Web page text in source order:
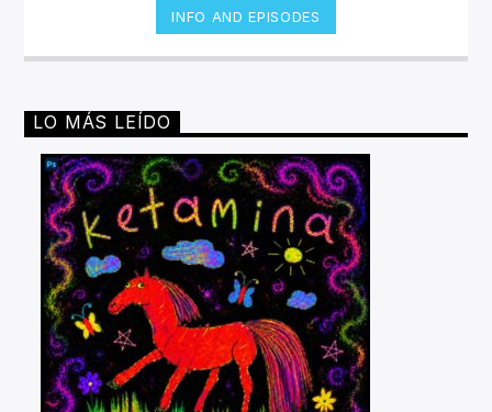
Symphonic Metal, Doom, Stoner, Nu Metal, Glam metal,
Speed Metal, Black Metal, Metal Progresivo ¡y más
ruido!Miércoles 6pm a 8 pm | Domingo 10 am a 12 pm por
INFO AND EPISODES
LO MÁS LEÍDO